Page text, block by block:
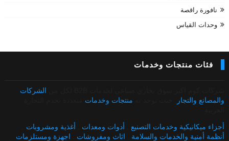
نافورة راقصة
وحدات القياس
فئات منتجات وخدمات
الشركات
والمصانع والتجار
منتجات وخدمات
أجزاء ميكانيكية وخدمات التصنيع أدوات ومعدات أغذية ومشروبات
أنظمة أمنية والخدمات والسلامة
اثاث ومفروشات
اجهزة ومستلزمات